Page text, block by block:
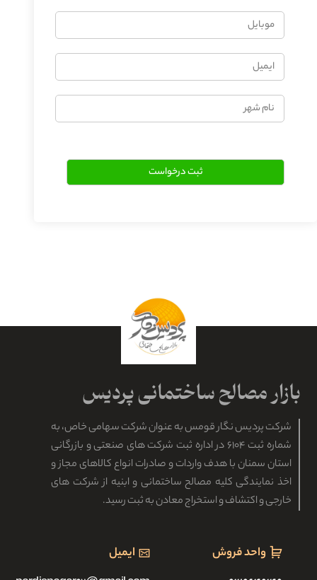
خانوادگی
موبایل
ایمیل
نام
شهر
شرکت پردیس نگار قومس به عنوان شرکت سهامی خاص، به
شماره ثبت ۶۱۰۴ در اداره ثبت شرکت های صنعتی و بازرگانی
استان سمنان با هدف واردات و صادرات انواع کالاهای مجاز و
اخذ نمایندگی کلیه مصالح ساختمانی و ابنیه از شرکت های
خارجی و اکتشاف و استخراج معادن به ثبت رسید.
واحد فروش
ایمیل